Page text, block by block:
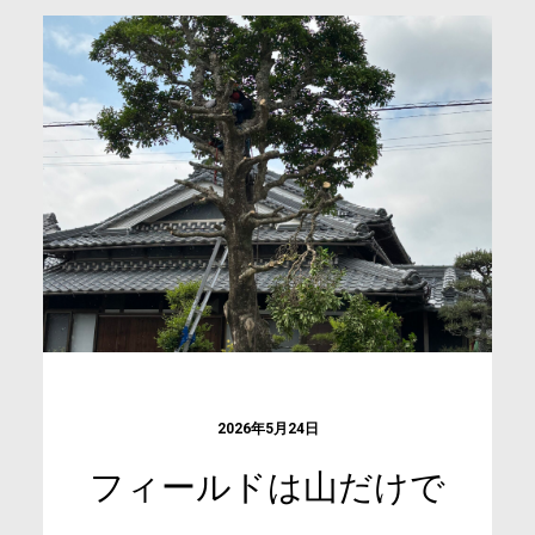
2026年5月24日
フィールドは山だけで